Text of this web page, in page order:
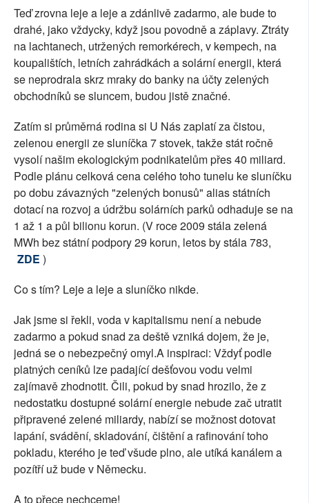
Teď zrovna leje a leje a zdánlivě zadarmo, ale bude to
drahé, jako vždycky, když jsou povodně a záplavy. Ztráty
na lachtanech, utržených remorkérech, v kempech, na
koupalištích, letních zahrádkách a solární energii, která
se neprodrala skrz mraky do banky na účty zelených
obchodníků se sluncem, budou jistě značné.
Zatím si průměrná rodina si U Nás zaplatí za čistou,
zelenou energii ze sluníčka 7 stovek, takže stát ročně
vysolí našim ekologickým podnikatelům přes 40 miliard.
Podle plánu celková cena celého toho tunelu ke sluníčku
po dobu závazných "zelených bonusů" alias státních
dotací na rozvoj a údržbu solárních parků odhaduje se na
1 až 1 a půl bilionu korun. (V roce 2009 stála zelená
MWh bez státní podpory 29 korun, letos by stála 783,
ZDE )
Co s tím? Leje a leje a sluníčko nikde.
Jak jsme si řekli, voda v kapitalismu není a nebude
zadarmo a pokud snad za deště vzniká dojem, že je,
jedná se o nebezpečný omyl.A inspiraci: Vždyť podle
platných ceníků lze padající dešťovou vodu velmi
zajímavě zhodnotit. Čili, pokud by snad hrozilo, že z
nedostatku dostupné solární energie nebude zač utratit
připravené zelené miliardy, nabízí se možnost dotovat
lapání, svádění, skladování, čištění a rafinování toho
pokladu, kterého je teď všude plno, ale utíká kanálem a
pozítří už bude v Německu.
A to přece nechceme!